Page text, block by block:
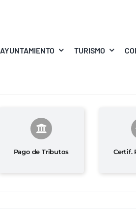
AYUNTAMIENTO TURISMO
Pago de Tributos Certif.